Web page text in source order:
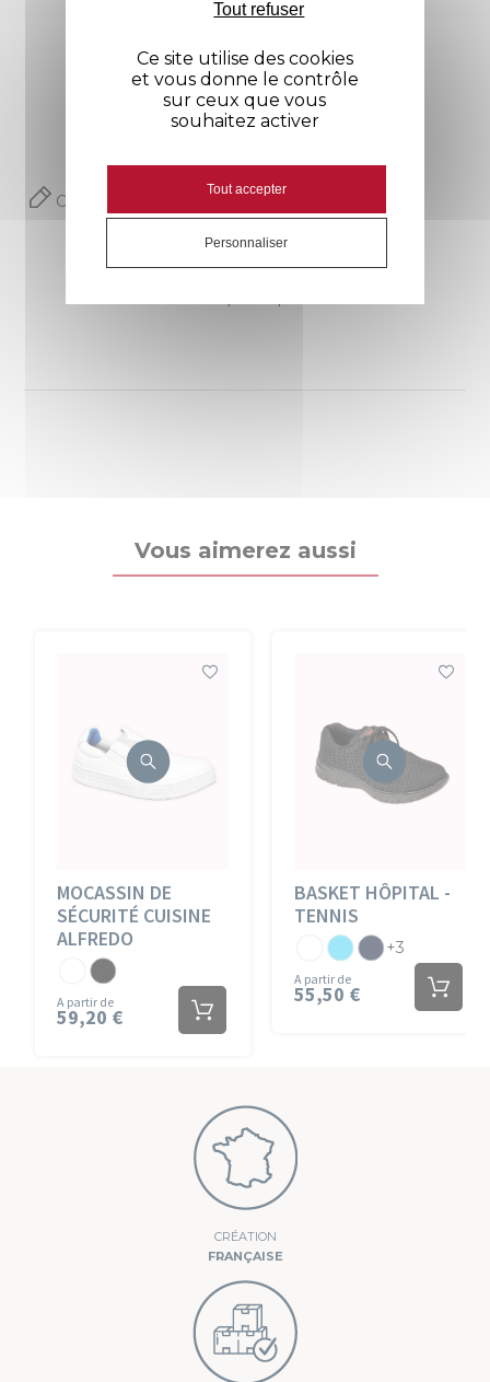
Manches Longues
Marine
Poches
1 poche poitrine
Avis
Commentaires (0)
Vous aimerez aussi
MOCASSIN DE
SÉCURITÉ CUISINE
ALFREDO
A partir de
59,20 €
BlancNoir
BASKET HÔPITAL -
TENNIS
A partir de
55,50 €
BlancAtoll Marine
+3
CRÉATION
FRANÇAISE
Ce site utilise des cookies
et vous donne le contrôle
sur ceux que vous
souhaitez activer
Tout accepter
Tout refuser
Personnaliser